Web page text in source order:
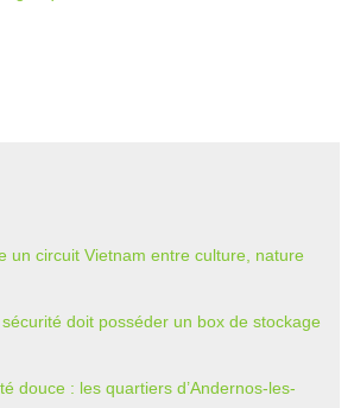
un circuit Vietnam entre culture, nature
doit posséder un box de stockage
douce : les quartiers d’Andernos-les-